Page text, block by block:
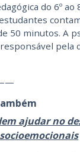
do 6º ao
50 minutos. A
pela
ajudar no